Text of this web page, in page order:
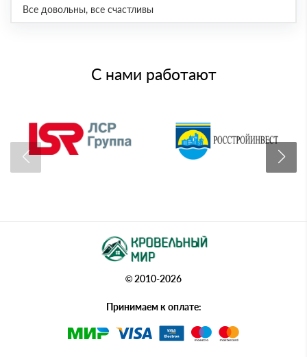
Все довольны, все счастливы
С нами работают
© 2010-2026
Принимаем к оплате: